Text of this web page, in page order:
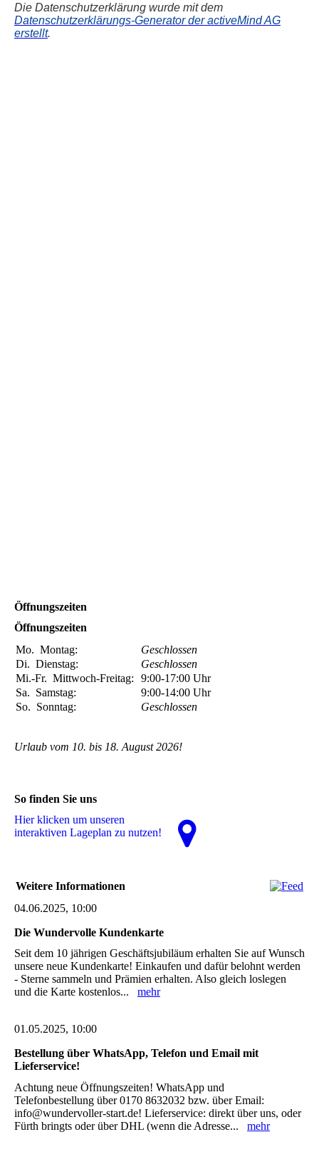
Die Datenschutzerklärung wurde mit dem
Datenschutzerklärungs-Generator der activeMind AG
erstellt.
Öffnungszeiten
Öffnungszeiten
Mo. Montag:
Geschlossen
Di. Dienstag:
Geschlossen
Mi.-Fr. Mittwoch-Freitag: 9:00-17:00 Uhr
Sa. Samstag: 9:00-14:00 Uhr
So. Sonntag: Geschlossen
Urlaub vom 10. bis 18. August 2026!
So finden Sie uns
Hier klicken um unseren
interaktiven La­ge­plan zu nutzen!
Weitere Informationen
04.06.2025, 10:00
Die Wundervolle Kundenkarte
Seit dem 10 jährigen Geschäftsjubiläum erhalten Sie auf Wunsch
unsere neue Kundenkarte! Einkaufen und dafür belohnt werden
- Sterne sammeln und Prämien erhalten. Also gleich loslegen
und die Karte kostenlos... mehr
01.05.2025, 10:00
Bestellung über WhatsApp, Telefon und Email mit
Lieferservice!
Achtung neue Öffnungszeiten! WhatsApp und
Telefonbestellung über 0170 8632032 bzw. über Email:
info@wundervoller-start.de! Lieferservice: direkt über uns, oder
Fürth bringts oder über DHL (wenn die Adresse... mehr